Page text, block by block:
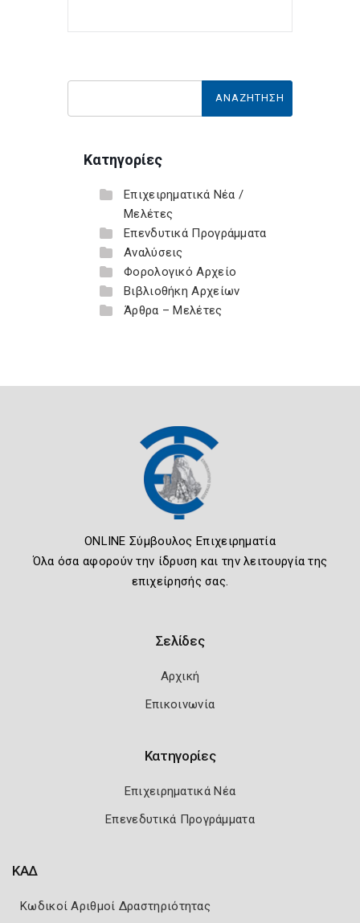
Κατηγορίες
Επιχειρηματικά Νέα /
Μελέτες
Επενδυτικά Προγράμματα
Αναλύσεις
Φορολογικό Αρχείο
Βιβλιοθήκη Αρχείων
Άρθρα – Μελέτες
ONLINE Σύμβουλος Επιχειρηματία
Όλα όσα αφορούν την ίδρυση και την λειτουργία της
επιχείρησής σας.
Σελίδες
Αρχική
Επικοινωνία
Κατηγορίες
Επιχειρηματικά Νέα
Επενεδυτικά Προγράμματα
ΚΑΔ
Κωδικοί Αριθμοί Δραστηριότητας